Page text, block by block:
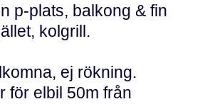
p-plats, balkong & fin
kolgrill.
ej rökning.
för elbil 50m från